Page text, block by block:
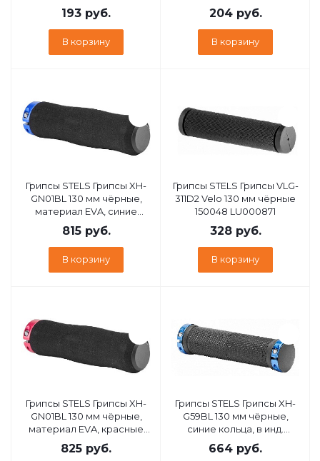
193 руб.
В корзину
светодиодов 4 режима
красно-чёрный
560009*LU001604
204руб.
В корзину
Грипсы STELS Грипсы XH-
GN01BL 130 мм чёрные,
материал EVA, синие
кольца, в инд. упаковке
150245 LU089190
815руб.
В корзину
Грипсы STELS Грипсы VLG-
311D2 Velo 130 мм чёрные
150048 LU000871
328руб.
В корзину
Грипсы STELS Грипсы XH-
GN01BL 130 мм чёрные,
материал EVA, красные
кольца, в инд. упаковке
150246 LU089191
825 руб.
Грипсы STELS Грипсы XH-
G59BL 130 мм чёрные,
синие кольца, в инд.
упаковке 150131 LU074691
664 руб.